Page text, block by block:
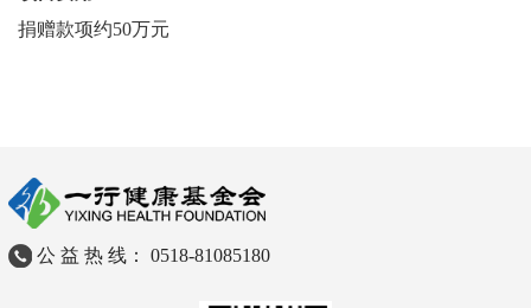
捐赠款项约50万元
公 益 热 线： 0518-81085180